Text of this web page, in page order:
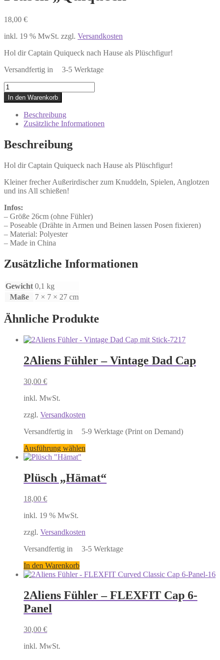
18,00 €
inkl. 19 % MwSt. zzgl. Versandkosten
Hol dir Captain Quiqueck nach Hause als Plüschfigur!
Plüsch
"Quiqueck"
Menge
In den Warenkorb
Beschreibung
Zusätzliche Informationen
Beschreibung
Hol dir Captain Quiqueck nach Hause als Plüschfigur!
Kleiner frecher Außerirdischer zum Knuddeln, Spielen, Anglotzen
und ins All schießen!
Infos:
– Größe 26cm (ohne Fühler)
– Poseable (Drähte in Armen und Beinen lassen Posen fixieren)
– Material: Polyester
– Made in China
Zusätzliche Informationen
Gewicht 0,1 kg
Maße
7 × 7 × 27 cm
Ähnliche Produkte
2Aliens Fühler – Vintage Dad Cap
30,00 €
inkl. MwSt.
zzgl. Versandkosten
Ausführung wählen
mehrere
Varianten
der
Produktseite
gewählt
Plüsch „Hämat“
18,00 €
inkl. 19 % MwSt.
zzgl. Versandkosten
In den Warenkorb
2Aliens Fühler – FLEXFIT Cap 6-
Panel
30,00 €
inkl. MwSt.